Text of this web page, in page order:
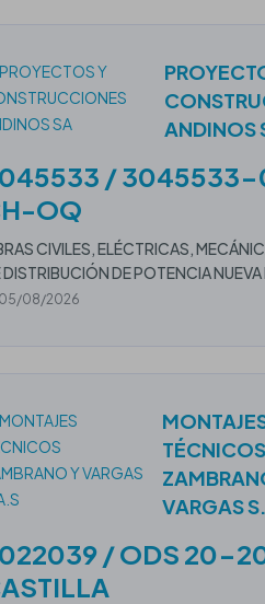
ANDINOS
/
OQ
CIVILES, ELÉCTRICAS,
DISTRIBUCIÓN DE POTENCIA
05/08/2026
TÉCNICOS
VARGAS
/ ODS 20-